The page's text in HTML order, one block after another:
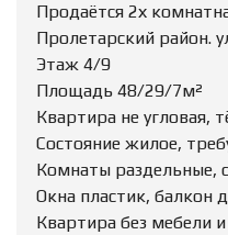
Продаётся 2х
Пролетарский район.
Этаж 4/9
Площадь 48/29/7м²
Квартира не угловая,
Состояние жилое,
Комнаты раздельные,
Окна пластик, балкон
Квартира без мебели